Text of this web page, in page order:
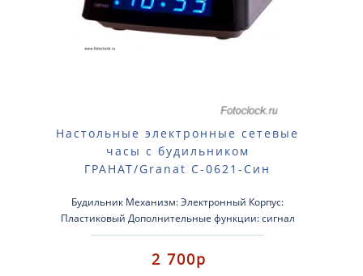
Настольные электронные сетевые
часы с будильником
ГРАНАТ/Granat С-0621-Син
Будильник Механизм: Электронный Корпус:
Пластиковый Дополнительные функции: сигнал
beep Размер: 120×110×..
2 700р